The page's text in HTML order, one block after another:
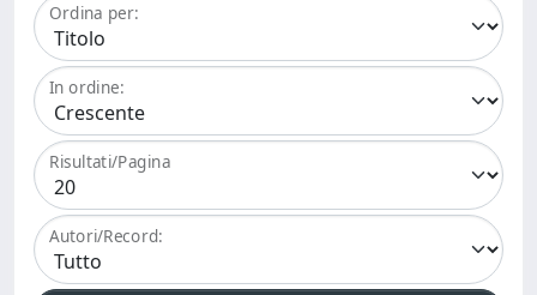
Ordina per:
In ordine:
Risultati/Pagina
Autori/Record: